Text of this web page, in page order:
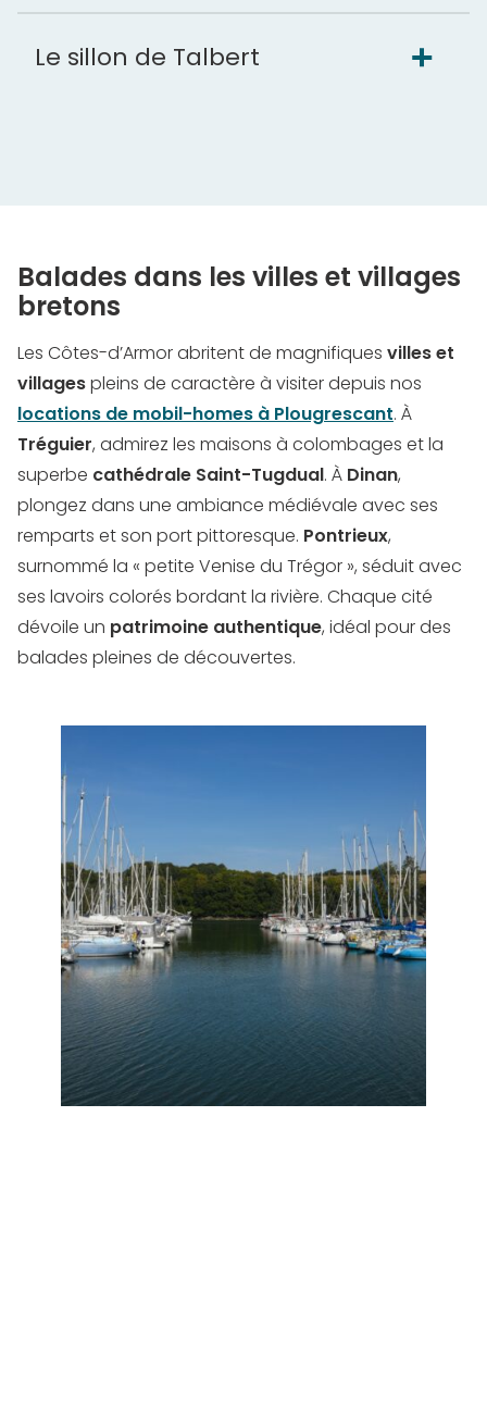
Le sillon de Talbert
Balades dans les villes et villages
bretons
Les Côtes-d’Armor abritent de magnifiques villes et
villagespleins de caractère à visiter depuis nos
locations de mobil-homes à Plougrescant. À
Tréguier, admirez les maisons à colombages et la
superbe cathédrale Saint-Tugdual. À Dinan,
plongez dans une ambiance médiévale avec ses
remparts et son port pittoresque. Pontrieux,
surnommé la « petite Venise du Trégor », séduit avec
ses lavoirs colorés bordant la rivière. Chaque cité
dévoile un patrimoine authentique, idéal pour des
balades pleines de découvertes.